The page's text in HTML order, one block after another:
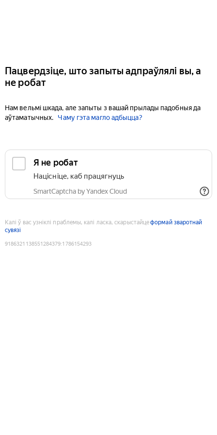
Пацвердзіце, што запыты адпраўлялі вы, а
не робат
Нам вельмі шкада, але запыты з вашай прылады падобныя да
аўтаматычных.
Чаму гэта магло адбыцца?
Я не робат
Націсніце, каб працягнуць
SmartCaptcha by Yandex Cloud
Калі ў вас узніклі праблемы, калі ласка, скарыстайцеформай зваротнай
сувязі
9186321138551284379:1786154293